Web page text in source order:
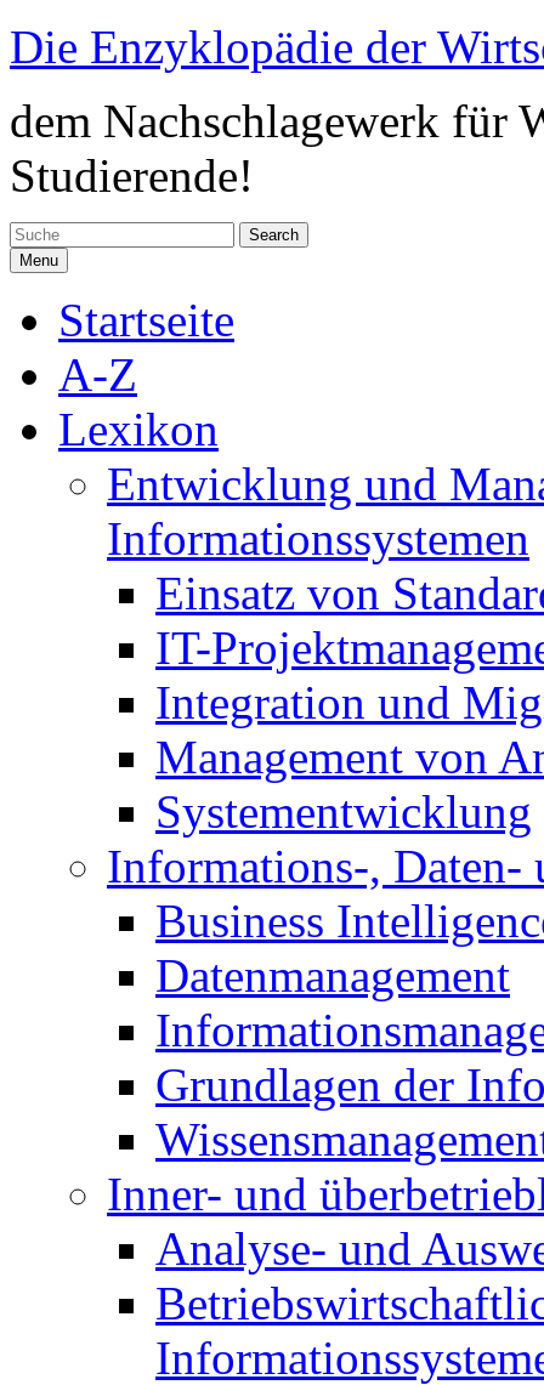
Skip
content
Die Enzyklopädie der
dem Nachschlagewerk für
Studierende!
Search
for:Menu
Startseite
A-Z
Lexikon
Entwicklung und
Informationssystemen
Einsatz von
IT-
Integration und
Management von
Systementwicklung
Informations-, Daten-
Business
Datenmanagement
Grundlagen der
Inner- und
Analyse- und